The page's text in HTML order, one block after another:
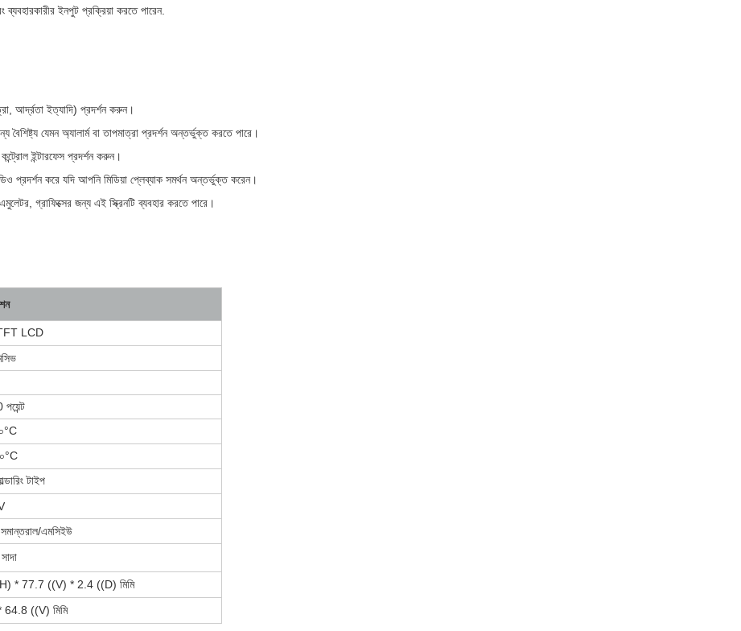
ব্যবহারকারীর ইনপুট প্রক্রিয়া করতে পারেন.
আর্দ্রতা ইত্যাদি) প্রদর্শন করুন।
যেমন অ্যালার্ম বা তাপমাত্রা প্রদর্শন অন্তর্ভুক্ত করতে পারে।
ইন্টারফেস প্রদর্শন করুন।
প্রদর্শন করে যদি আপনি মিডিয়া প্লেব্যাক সমর্থন অন্তর্ভুক্ত করেন।
গ্রাফিক্সের জন্য এই স্ক্রিনটি ব্যবহার করতে পারে।
LCD
°C
°C
টাইপ
এমসিইউ
* 77.7 ((V) * 2.4 ((D) মিমি
64.8 ((V) মিমি